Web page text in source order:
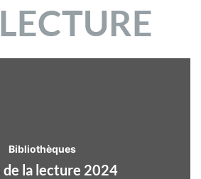
Bibliothèques
de la lecture 2024